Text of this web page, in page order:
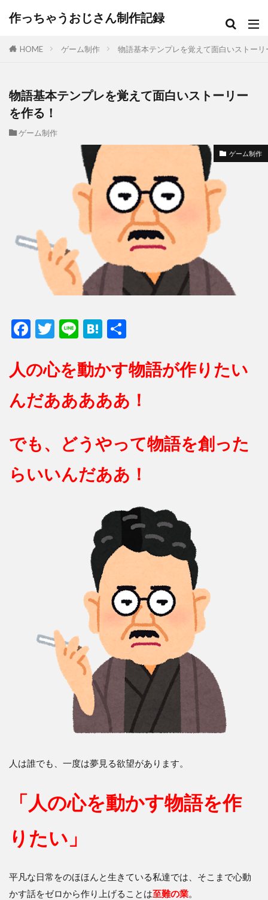
作っちゃうおじさん制作記録
HOME ゲーム制作 物語基本テンプレを覚えて面白いストーリ
物語基本テンプレを覚えて面白いストーリー
を作る！
ゲーム制作
ゲーム制作
F
e
o
k
T
itt
er
Li
e
H
e
n
a
人の心を動かす物語が作りたい
んだあああああ！
でも、どうやって物語を創った
らいいんだああ！
人は誰でも、一度は夢見る欲望があります。
「人の心を動かす物語を作
りたい」
平凡な日常をのほほんと生きている私達では、そこまで心動
かす話をゼロから作り上げることは至難の業。